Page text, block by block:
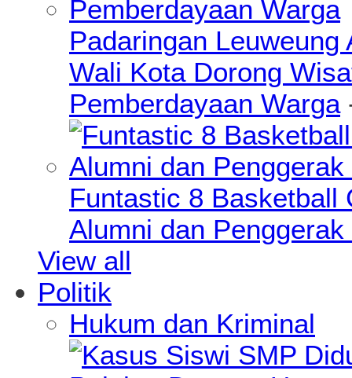
Padaringan
Wali Kota Dorong
Pemberdayaan Warga
Funtastic 8 Basketball
Alumni dan
View all
Politik
Hukum dan Kriminal